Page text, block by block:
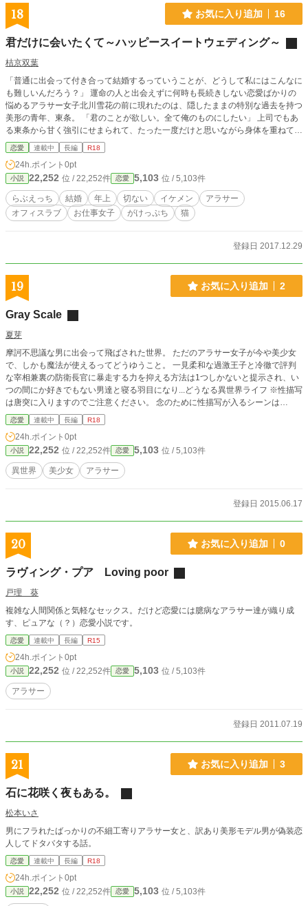
18 お気に入り追加 16
君だけに会いたくて～ハッピースイートウェディング～
桔京双葉
「普通に出会って付き合って結婚するっていうことが、どうして私にはこんなに
も難しいんだろう？」 運命の人と出会えずに何時も長続きしない恋愛ばかりの
悩めるアラサー女子北川雪花の前に現れたのは、隠したままの特別な過去を持つ
美形の青年、東条。 「君のことが欲しい。全て俺のものにしたい」 上司でもあ
る東条から甘く強引にせまられて、たった一度だけと思いながら身体を重ねてし
まうけれど、次第に彼に惹かれながらも雪花は素直になれなくて……。
恋愛 連載中 長編 R18
24h.ポイント 0pt
小説 22,252 位 / 22,252件 恋愛 5,103 位 / 5,103件
らぶえっち 結婚 年上 切ない イケメン
アラサー
オフィスラブ
お仕事女子 がけっぷち 猫
登録日 2017.12.29
19 お気に入り追加 2
Gray Scale
夏芽
摩訶不思議な男に出会って飛ばされた世界。 ただのアラサー女子が今や美少女
で、しかも魔法が使えるってどうゆうこと。 一見柔和な過激王子と冷徹で評判
な宰相兼裏の防衛長官に暴走する力を抑える方法は1つしかないと提示され、い
つの間にか好きでもない男達と寝る羽目になり...どうなる異世界ライフ ※性描写
は唐突に入りますのでご注意ください。 念のために性描写が入るシーンは
（※）をつけておきます。 暴力、血表現、無理やりの性描写が入りますので苦
手な方はご遠慮ください。
恋愛 連載中 長編 R18
24h.ポイント 0pt
小説 22,252 位 / 22,252件 恋愛 5,103 位 / 5,103件
異世界 美少女 アラサー
登録日 2015.06.17
20 お気に入り追加 0
ラヴィング・プア Loving poor
戸理 葵
複雑な人間関係と気軽なセックス。だけど恋愛には臆病なアラサー達が織り成
す、ピュアな（？）恋愛小説です。
恋愛 連載中 長編 R15
24h.ポイント 0pt
小説 22,252 位 / 22,252件 恋愛 5,103 位 / 5,103件
アラサー
登録日 2011.07.19
21 お気に入り追加 3
石に花咲く夜もある。
松本いさ
男にフラれたばっかりの不細工寄りアラサー女と、訳あり美形モデル男が偽装恋
人してドタバタする話。
恋愛 連載中 長編 R18
24h.ポイント 0pt
小説 22,252 位 / 22,252件 恋愛 5,103 位 / 5,103件